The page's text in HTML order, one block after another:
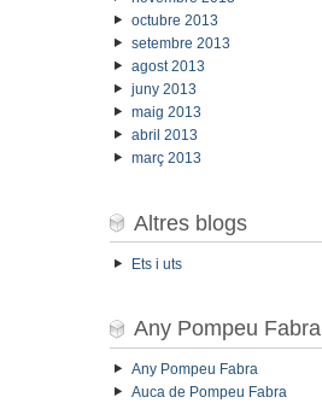
octubre 2013
setembre 2013
agost 2013
juny 2013
maig 2013
abril 2013
març 2013
Altres blogs
Ets i uts
Any Pompeu Fabra
Any Pompeu Fabra
Auca de Pompeu Fabra